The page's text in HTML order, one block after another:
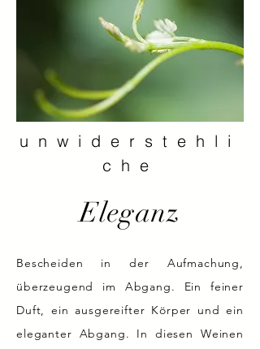
unwiderstehli
che
Eleganz
Bescheiden in der Aufmachung,
überzeugend im Abgang. Ein feiner
Duft, ein ausgereifter Körper und ein
eleganter Abgang. In diesen Weinen